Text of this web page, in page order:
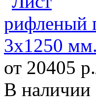
от 20405
В наличии